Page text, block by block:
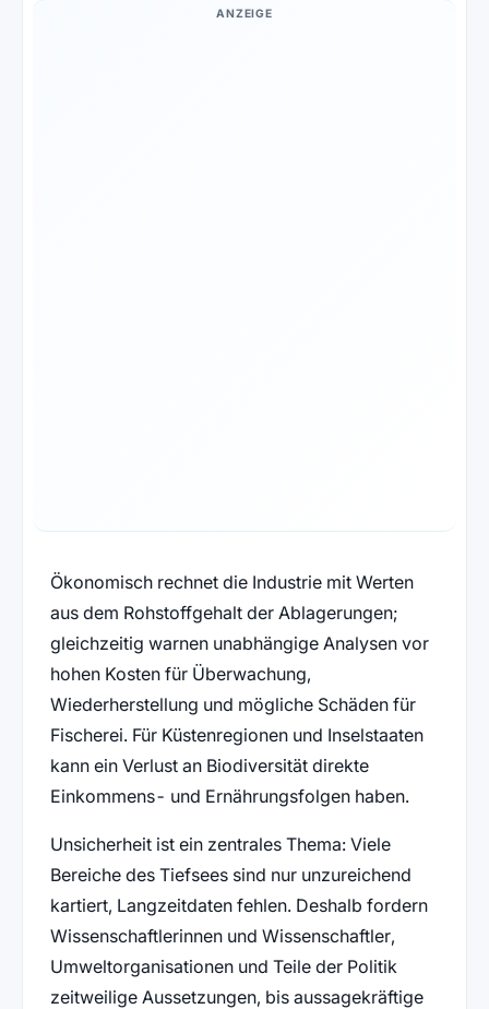
ANZEIGE
Ökonomisch rechnet die Industrie mit Werten
aus dem Rohstoffgehalt der Ablagerungen;
gleichzeitig warnen unabhängige Analysen vor
hohen Kosten für Überwachung,
Wiederherstellung und mögliche Schäden für
Fischerei. Für Küstenregionen und Inselstaaten
kann ein Verlust an Biodiversität direkte
Einkommens- und Ernährungsfolgen haben.
Unsicherheit ist ein zentrales Thema: Viele
Bereiche des Tiefsees sind nur unzureichend
kartiert, Langzeitdaten fehlen. Deshalb fordern
Wissenschaftlerinnen und Wissenschaftler,
Umweltorganisationen und Teile der Politik
zeitweilige Aussetzungen, bis aussagekräftige